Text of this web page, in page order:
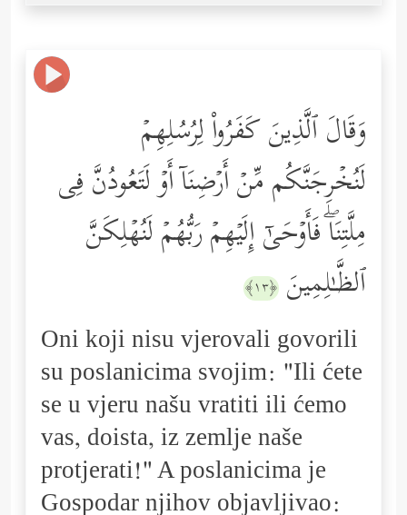
وَقَالَ ٱلَّذِینَ كَفَرُواْ لِرُسُلِهِمۡ
لَنُخۡرِجَنَّكُم مِّنۡ أَرۡضِنَاۤ أَوۡ لَتَعُودُنَّ فِی
مِلَّتِنَاۖ فَأَوۡحَىٰۤ إِلَیۡهِمۡ رَبُّهُمۡ لَنُهۡلِكَنَّ
ٱلظَّـٰلِمِینَ ﴿١٣﴾
Oni koji nisu vjerovali govorili
su poslanicima svojim: "Ili ćete
se u vjeru našu vratiti ili ćemo
vas, doista, iz zemlje naše
protjerati!" A poslanicima je
Gospodar njihov objavljivao: